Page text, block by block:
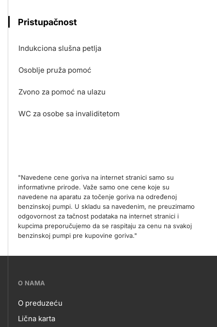
Pristupačnost
Indukciona slušna petlja
Osoblje pruža pomoć
Zvono za pomoć na ulazu
WC za osobe sa invaliditetom
"Navedene cene goriva na internet stranici samo su
informativne prirode. Važe samo one cene koje su
navedene na aparatu za točenje goriva na određenoj
benzinskoj pumpi. U skladu sa navedenim, ne preuzimamo
odgovornost za tačnost podataka na internet stranici i
kupcima preporučujemo da se raspitaju za cenu na svakoj
benzinskoj pumpi pre kupovine goriva."
???
skupno.footer-
O NAMA
O
O preduzeću
Lična karta